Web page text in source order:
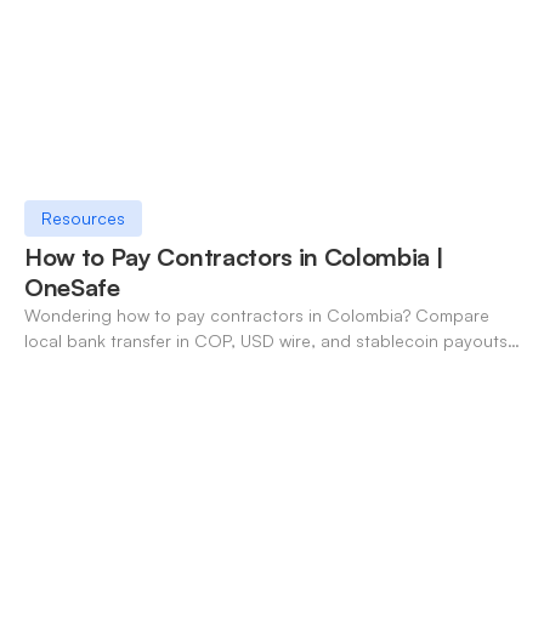
Resources
How to Pay Contractors in Colombia |
OneSafe
Wondering how to pay contractors in Colombia? Compare
local bank transfer in COP, USD wire, and stablecoin payouts.